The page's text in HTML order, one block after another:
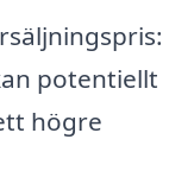
potentiellt
högre